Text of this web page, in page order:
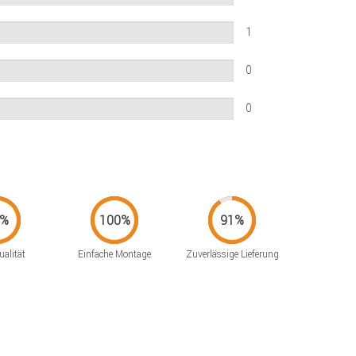
1
0
0
Einfache Montage Zuverlässige Lieferung